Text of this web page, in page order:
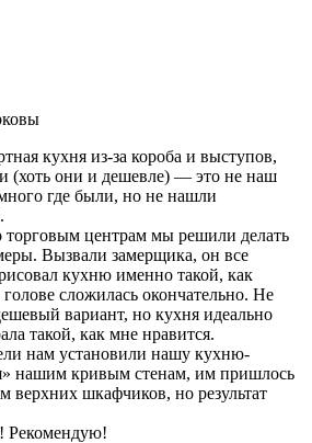
кухня из-за короба и выступов,
(хоть они и дешевле) — это не наш
где были, но не нашли
торговым центрам мы решили делать
Вызвали замерщика, он все
кухню именно такой, как
сложилась окончательно. Не
вариант, но кухня идеально
такой, как мне нравится.
нам установили нашу кухню-
нашим кривым стенам, им пришлось
верхних шкафчиков, но результат
Рекомендую!